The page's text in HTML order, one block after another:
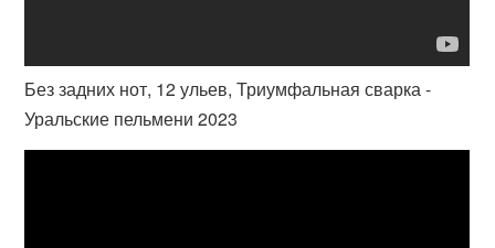
Без задних нот, 12 ульев, Триумфальная сварка -
Уральские пельмени 2023